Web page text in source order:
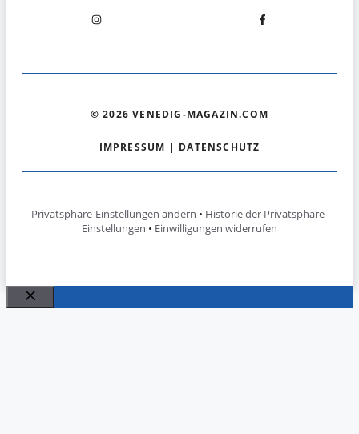
© 2026 VENEDIG-MAGAZIN.COM
IMPRESSUM | DATENSCHUTZ
Privatsphäre-Einstellungen ändern • Historie der Privatsphäre-
Einstellungen • Einwilligungen widerrufen
Schließen